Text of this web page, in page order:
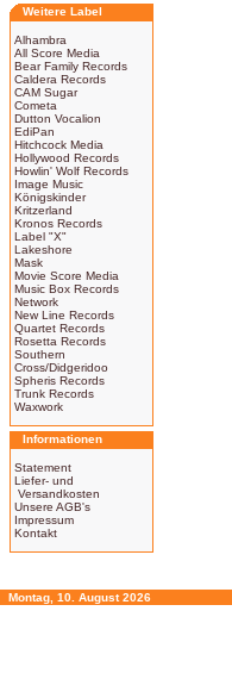
Weitere Label
Alhambra
All Score Media
Bear Family Records
Caldera Records
CAM Sugar
Cometa
Dutton Vocalion
EdiPan
Hitchcock Media
Hollywood Records
Howlin' Wolf Records
Image Music
Königskinder
Kritzerland
Kronos Records
Label "X"
Lakeshore
Mask
Movie Score Media
Music Box Records
Network
New Line Records
Quartet Records
Rosetta Records
Southern
Cross/Didgeridoo
Spheris Records
Trunk Records
Waxwork
Informationen
Statement
Liefer- und
Versandkosten
Unsere AGB's
Impressum
Kontakt
Montag, 10. August 2026